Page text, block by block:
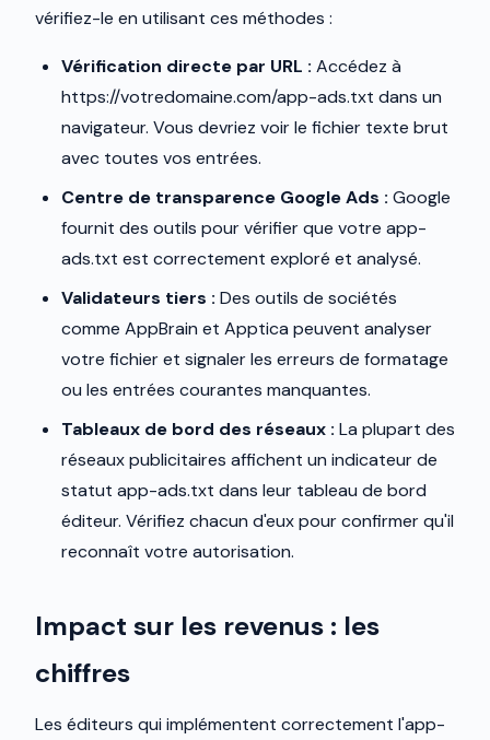
vérifiez-le en utilisant ces méthodes :
Vérification directe par URL : Accédez à
https://votredomaine.com/app-ads.txt dans un
navigateur. Vous devriez voir le fichier texte brut
avec toutes vos entrées.
Centre de transparence Google Ads : Google
fournit des outils pour vérifier que votre app-
ads.txt est correctement exploré et analysé.
Validateurs tiers : Des outils de sociétés
comme AppBrain et Apptica peuvent analyser
votre fichier et signaler les erreurs de formatage
ou les entrées courantes manquantes.
Tableaux de bord des réseaux : La plupart des
réseaux publicitaires affichent un indicateur de
statut app-ads.txt dans leur tableau de bord
éditeur. Vérifiez chacun d'eux pour confirmer qu'il
reconnaît votre autorisation.
Impact sur les revenus : les
chiffres
Les éditeurs qui implémentent correctement l'app-